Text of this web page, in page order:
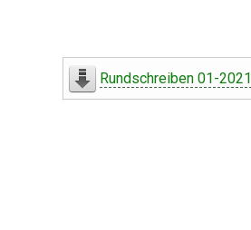
Rundschreiben 01-2021